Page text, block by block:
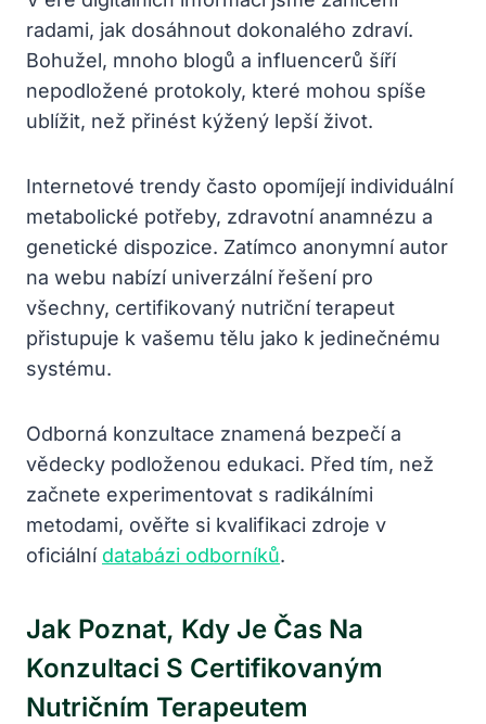
radami, jak dosáhnout dokonalého zdraví.
Bohužel, mnoho blogů a influencerů šíří
nepodložené protokoly, které mohou spíše
ublížit, než přinést kýžený lepší život.
Internetové trendy často opomíjejí individuální
metabolické potřeby, zdravotní anamnézu a
genetické dispozice. Zatímco anonymní autor
na webu nabízí univerzální řešení pro
všechny, certifikovaný nutriční terapeut
přistupuje k vašemu tělu jako k jedinečnému
systému.
Odborná konzultace znamená bezpečí a
vědecky podloženou edukaci. Před tím, než
začnete experimentovat s radikálními
metodami, ověřte si kvalifikaci zdroje v
oficiální databázi odborníků.
Jak Poznat, Kdy Je Čas Na
Konzultaci S Certifikovaným
Nutričním Terapeutem